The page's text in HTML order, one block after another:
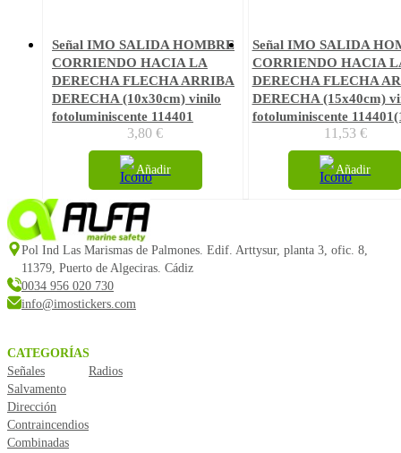
Señal IMO SALIDA HOMBRE
CORRIENDO HACIA LA
DERECHA FLECHA ARRIBA
DERECHA (10x30cm) vinilo
fotoluminiscente 114401
3,80€
Añadir
Señal IMO SALIDA
CORRIENDO HACIA
DERECHA FLECHA
DERECHA (15x40cm)
fotoluminiscente
11,53 €
Añadir
Pol Ind Las Marismas de Palmones. Edif. Arttysur, planta 3, ofic. 8,
11379, Puerto de Algeciras. Cádiz
0034 956 020 730
info@imostickers.com
CATEGORÍAS
Señales
Salvamento
Dirección
Contraincendios
Combinadas
Radios